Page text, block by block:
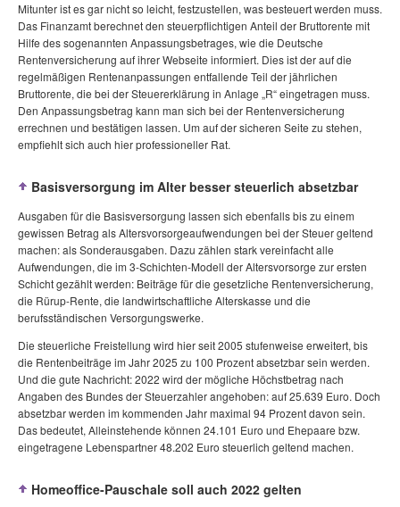
Mitunter ist es gar nicht so leicht, festzustellen, was besteuert werden muss.
Das Finanzamt berechnet den steuerpflichtigen Anteil der Bruttorente mit
Hilfe des sogenannten Anpassungsbetrages, wie die Deutsche
Rentenversicherung auf ihrer Webseite informiert. Dies ist der auf die
regelmäßigen Rentenanpassungen entfallende Teil der jährlichen
Bruttorente, die bei der Steuererklärung in Anlage „R“ eingetragen muss.
Den Anpassungsbetrag kann man sich bei der Rentenversicherung
errechnen und bestätigen lassen. Um auf der sicheren Seite zu stehen,
empfiehlt sich auch hier professioneller Rat.
Basisversorgung im Alter besser steuerlich absetzbar
Ausgaben für die Basisversorgung lassen sich ebenfalls bis zu einem
gewissen Betrag als Altersvorsorgeaufwendungen bei der Steuer geltend
machen: als Sonderausgaben. Dazu zählen stark vereinfacht alle
Aufwendungen, die im 3-Schichten-Modell der Altersvorsorge zur ersten
Schicht gezählt werden: Beiträge für die gesetzliche Rentenversicherung,
die Rürup-Rente, die landwirtschaftliche Alterskasse und die
berufsständischen Versorgungswerke.
Die steuerliche Freistellung wird hier seit 2005 stufenweise erweitert, bis
die Rentenbeiträge im Jahr 2025 zu 100 Prozent absetzbar sein werden.
Und die gute Nachricht: 2022 wird der mögliche Höchstbetrag nach
Angaben des Bundes der Steuerzahler angehoben: auf 25.639 Euro. Doch
absetzbar werden im kommenden Jahr maximal 94 Prozent davon sein.
Das bedeutet, Alleinstehende können 24.101 Euro und Ehepaare bzw.
eingetragene Lebenspartner 48.202 Euro steuerlich geltend machen.
Homeoffice-Pauschale soll auch 2022 gelten